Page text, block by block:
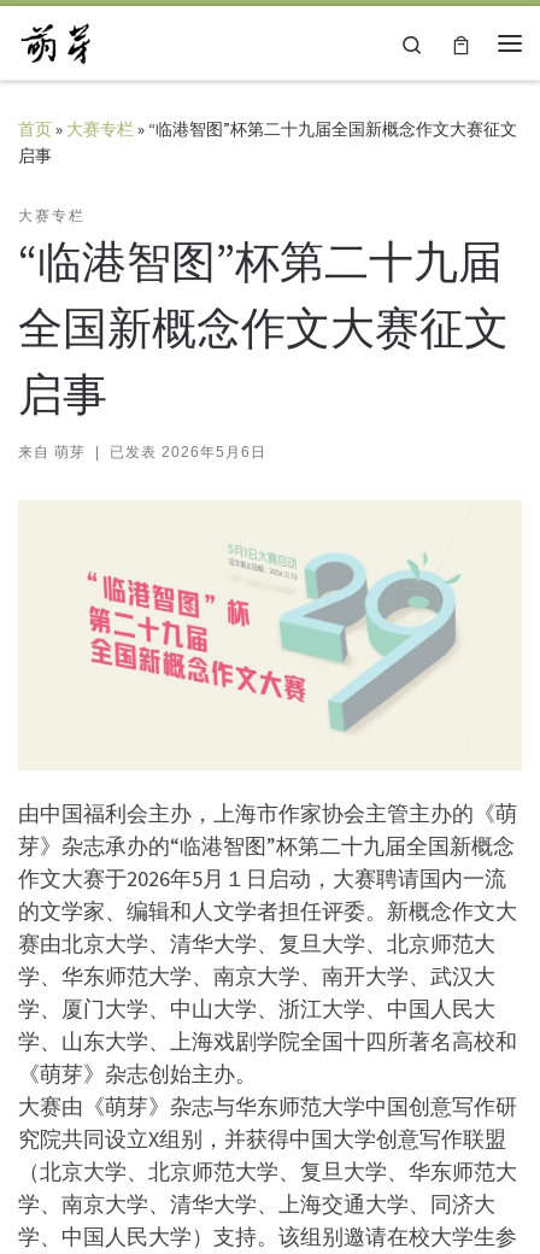
Skip to content
Search
首页» 大赛专栏» “临港智图”杯第二十九届全国新概念作文大赛征文
启事
大赛专栏
“临港智图”杯第二十九届
全国新概念作文大赛征文
启事
来自 萌芽 | 已发表 2026年5月6日
由中国福利会主办，上海市作家协会主管主办的《萌
芽》杂志承办的“临港智图”杯第二十九届全国新概念
作文大赛于2026年5月１日启动，大赛聘请国内一流
的文学家、编辑和人文学者担任评委。新概念作文大
赛由北京大学、清华大学、复旦大学、北京师范大
学、华东师范大学、南京大学、南开大学、武汉大
学、厦门大学、中山大学、浙江大学、中国人民大
学、山东大学、上海戏剧学院全国十四所著名高校和
《萌芽》杂志创始主办。
大赛由《萌芽》杂志与华东师范大学中国创意写作研
究院共同设立X组别，并获得中国大学创意写作联盟
（北京大学、北京师范大学、复旦大学、华东师范大
学、南京大学、清华大学、上海交通大学、同济大
学、中国人民大学）支持。该组别邀请在校大学生参